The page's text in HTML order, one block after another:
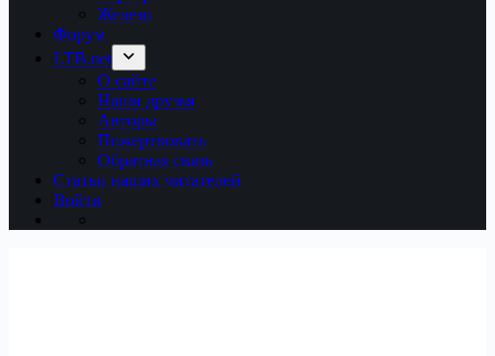
Железо
Форум
LTB.net
О сайте
Наши друзья
Авторы
Пожертвовать
Обратная связь
Статьи наших читателей
Войти